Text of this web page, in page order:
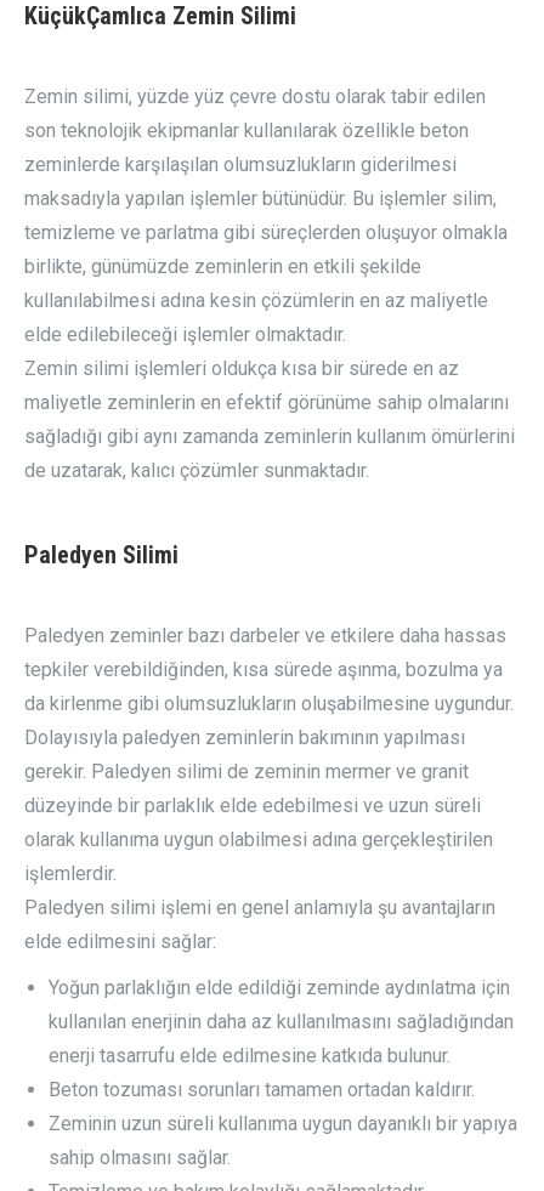
KüçükÇamlıca Zemin Silimi
Zemin silimi, yüzde yüz çevre dostu olarak tabir edilen
son teknolojik ekipmanlar kullanılarak özellikle beton
zeminlerde karşılaşılan olumsuzlukların giderilmesi
maksadıyla yapılan işlemler bütünüdür. Bu işlemler silim,
temizleme ve parlatma gibi süreçlerden oluşuyor olmakla
birlikte, günümüzde zeminlerin en etkili şekilde
kullanılabilmesi adına kesin çözümlerin en az maliyetle
elde edilebileceği işlemler olmaktadır.
Zemin silimi işlemleri oldukça kısa bir sürede en az
maliyetle zeminlerin en efektif görünüme sahip olmalarını
sağladığı gibi aynı zamanda zeminlerin kullanım ömürlerini
de uzatarak, kalıcı çözümler sunmaktadır.
Paledyen Silimi
Paledyen zeminler bazı darbeler ve etkilere daha hassas
tepkiler verebildiğinden, kısa sürede aşınma, bozulma ya
da kirlenme gibi olumsuzlukların oluşabilmesine uygundur.
Dolayısıyla paledyen zeminlerin bakımının yapılması
gerekir. Paledyen silimi de zeminin mermer ve granit
düzeyinde bir parlaklık elde edebilmesi ve uzun süreli
olarak kullanıma uygun olabilmesi adına gerçekleştirilen
işlemlerdir.
Paledyen silimi işlemi en genel anlamıyla şu avantajların
elde edilmesini sağlar:
Yoğun parlaklığın elde edildiği zeminde aydınlatma için
kullanılan enerjinin daha az kullanılmasını sağladığından
enerji tasarrufu elde edilmesine katkıda bulunur.
Beton tozuması sorunları tamamen ortadan kaldırır.
Zeminin uzun süreli kullanıma uygun dayanıklı bir yapıya
sahip olmasını sağlar.